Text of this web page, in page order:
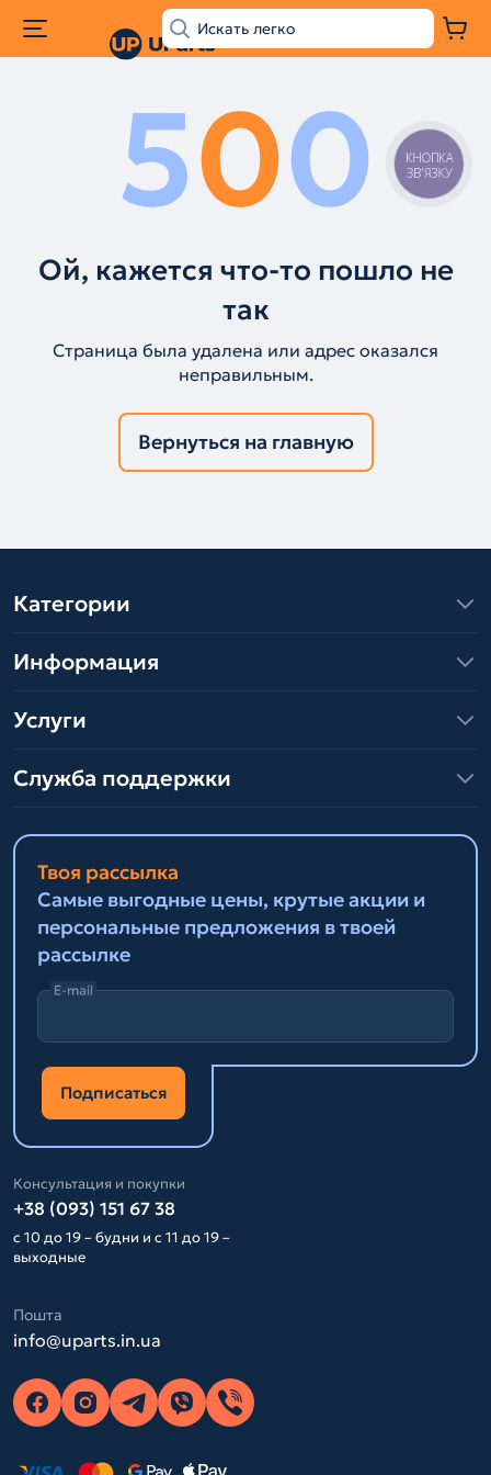
500
Ой, кажется что-то пошло не
так
Страница была удалена или адрес оказался
неправильным.
Вернуться на главную
Категории
Информация
Услуги
Служба поддержки
Твоя рассылка
Самые выгодные цены, крутые акции и
персональные предложения в твоей
рассылке
E-mail
Подписаться
Консультация и покупки
+38 (093) 151 67 38
с 10 до 19 – будни и с 11 до 19 –
выходные
Пошта
info@uparts.in.ua
КНОПКА
ЗВ'ЯЗКУ